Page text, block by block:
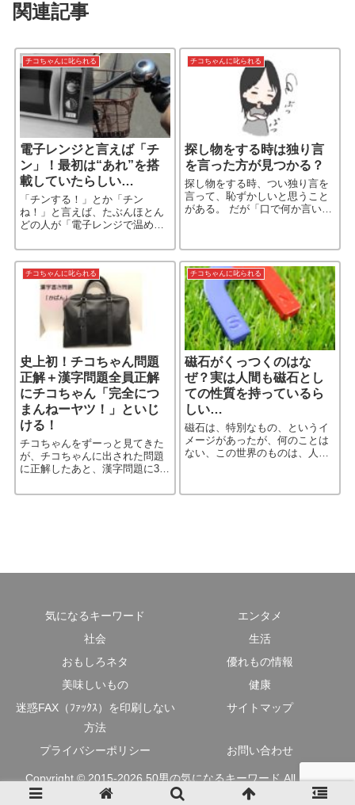
関連記事
チコちゃんに叱られる
電子レンジと言えば「チ
ン」！最初は“あれ”を搭
載していたらしい…
「チンする！」とか「チン
ね！」と言えば、たぶんほとん
どの人が「電子レンジで温め
う。あるいは「チン」＝「電子
レンジ」と認識している人もい
るかもしれない。 「チン」は音
を表わす［…続きを読む］
チコちゃんに叱られる
探し物をする時は独り言
を言った方が見つかる？
探し物をする時、つい独り言を
言って、恥ずかしいと思うこと
がある。 だが「口で何か言いな
る」らしい。
チコちゃんに叱られる
史上初！チコちゃん問題
正解＋漢字問題全員正解
にチコちゃん「完全につ
まんねーヤツ！」といじ
ける！
チコちゃんをずーっと見てきた
が、チコちゃんに出された問題
に正解したあと、漢字問題に3人
いうのは初めて見た。 それ
チコちゃんに叱られる
磁石がくっつくのはな
ぜ？実は人間も磁石とし
ての性質を持っているら
しい…
磁石は、特別なもの、というイ
メージがあったが、何のことは
ない、この世界のものは、人間
しい…
気になるキーワード
エンタメ
社会
生活
おもしろネタ
優れもの情報
美味しいもの
健康
迷惑FAX（ﾌｧｯｸｽ）を印刷しない
方法
サイトマップ
プライバシーポリシー お問い合わせ
Copyright © 2015-2026 50男の気になるキーワード All Rights
Reserved.